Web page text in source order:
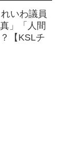
いわ議員
」「人間
【KSLチ